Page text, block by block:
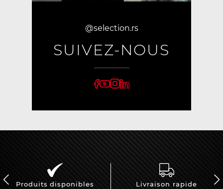
@selection.rs
SUIVEZ-NOUS
Produits disponibles Livraison rapide